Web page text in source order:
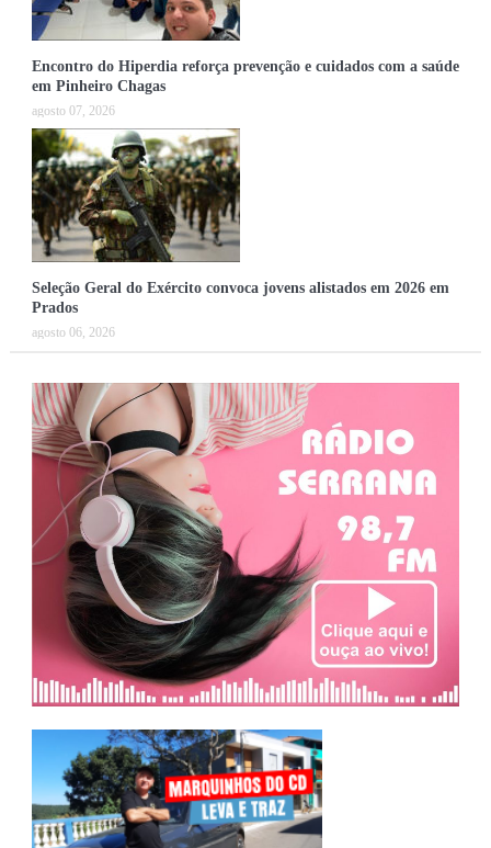
Encontro do Hiperdia reforça prevenção e cuidados com a saúde
em Pinheiro Chagas
agosto 07, 2026
Seleção Geral do Exército convoca jovens alistados em 2026 em
Prados
agosto 06, 2026